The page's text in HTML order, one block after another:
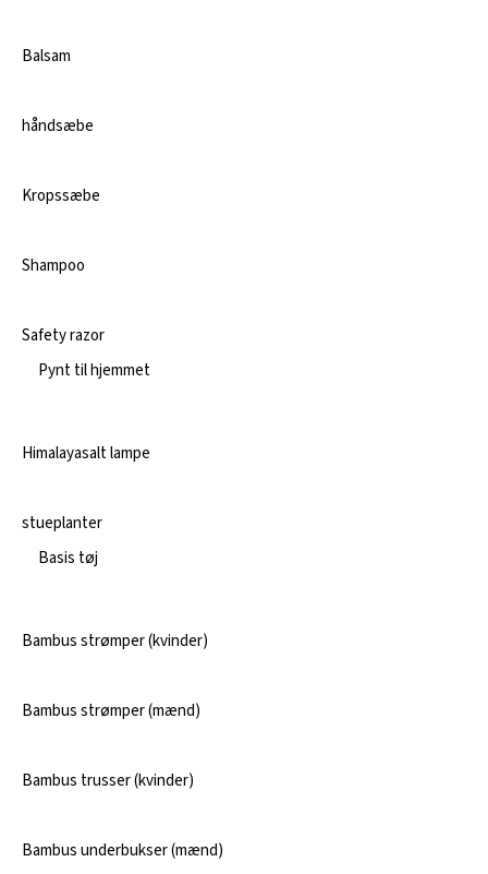
Balsam
håndsæbe
Kropssæbe
Shampoo
Safety razor
Pynt til hjemmet
Himalayasalt lampe
stueplanter
Basis tøj
Bambus strømper (kvinder)
Bambus strømper (mænd)
Bambus trusser (kvinder)
Bambus underbukser (mænd)